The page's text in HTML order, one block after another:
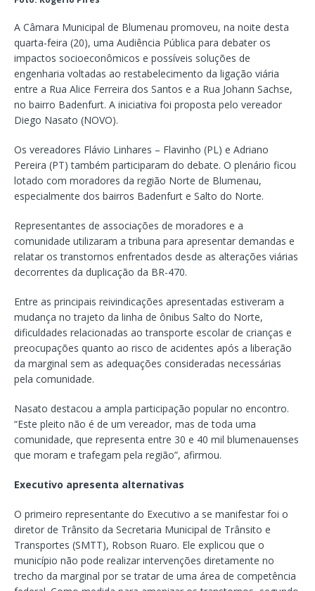
A Câmara Municipal de Blumenau promoveu, na noite desta
quarta-feira (20), uma Audiência Pública para debater os
impactos socioeconômicos e possíveis soluções de
engenharia voltadas ao restabelecimento da ligação viária
entre a Rua Alice Ferreira dos Santos e a Rua Johann Sachse,
no bairro Badenfurt. A iniciativa foi proposta pelo vereador
Diego Nasato (NOVO).
Os vereadores Flávio Linhares – Flavinho (PL) e Adriano
Pereira (PT) também participaram do debate. O plenário ficou
lotado com moradores da região Norte de Blumenau,
especialmente dos bairros Badenfurt e Salto do Norte.
Representantes de associações de moradores e a
comunidade utilizaram a tribuna para apresentar demandas e
relatar os transtornos enfrentados desde as alterações viárias
decorrentes da duplicação da BR-470.
Entre as principais reivindicações apresentadas estiveram a
mudança no trajeto da linha de ônibus Salto do Norte,
dificuldades relacionadas ao transporte escolar de crianças e
preocupações quanto ao risco de acidentes após a liberação
da marginal sem as adequações consideradas necessárias
pela comunidade.
Nasato destacou a ampla participação popular no encontro.
“Este pleito não é de um vereador, mas de toda uma
comunidade, que representa entre 30 e 40 mil blumenauenses
que moram e trafegam pela região”, afirmou.
Executivo apresenta alternativas
O primeiro representante do Executivo a se manifestar foi o
diretor de Trânsito da Secretaria Municipal de Trânsito e
Transportes (SMTT), Robson Ruaro. Ele explicou que o
município não pode realizar intervenções diretamente no
trecho da marginal por se tratar de uma área de competência